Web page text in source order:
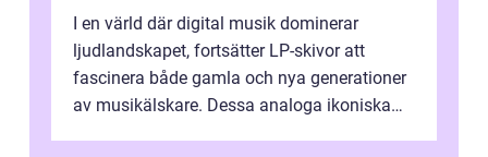
I en värld där digital musik dominerar
ljudlandskapet, fortsätter LP-skivor att
fascinera både gamla och nya generationer
av musikälskare. Dessa analoga ikoniska